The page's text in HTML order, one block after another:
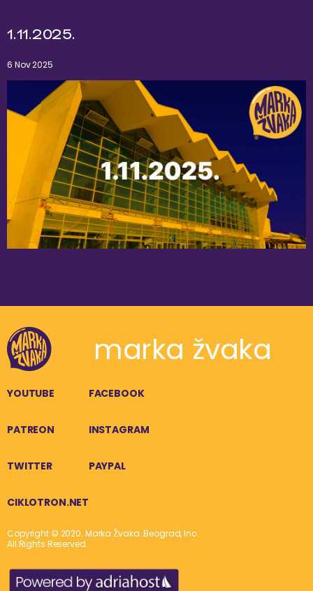
1.11.2025.
6 Nov 2025
marka žvaka
YOUTUBE FACEBOOK
PATREON INSTAGRAM
TWITTER PAYPAL
CIKLOTRON.NET
Copyright © 2020. Marka Žvaka. Beograd, Inc.
All Rights Reserved.